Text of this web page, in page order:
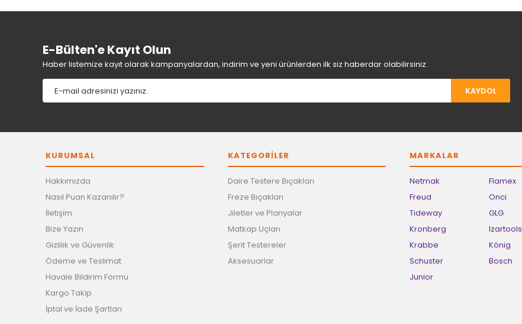
Ürün fiyatı diğer sitelerden daha pahalı.
Gönder
E-Bülten'e Kayıt Olun
Haber listemize kayıt olarak kampanyalardan, indirim ve yeni ürünlerden ilk siz haberdar olabilirsiniz.
KAYDOL
KURUMSAL
Hakkımızda
Nasıl Puan Kazanılır?
İletişim
Bize Yazın
Gizlilik ve Güvenlik
Ödeme ve Teslimat
Havale Bildirim Formu
Kargo Takip
İptal ve İade Şartları
KATEGORİLER
Daire Testere Bıçakları
Freze Bıçakları
Jiletler ve Planyalar
Matkap Uçları
Şerit Testereler
Aksesuarlar
MARKALAR
Netmak
Freud
Tideway
Kronberg
Krabbe
Schuster
Junior
Flamex
Onci
GLG
Izartools
König
Bosch